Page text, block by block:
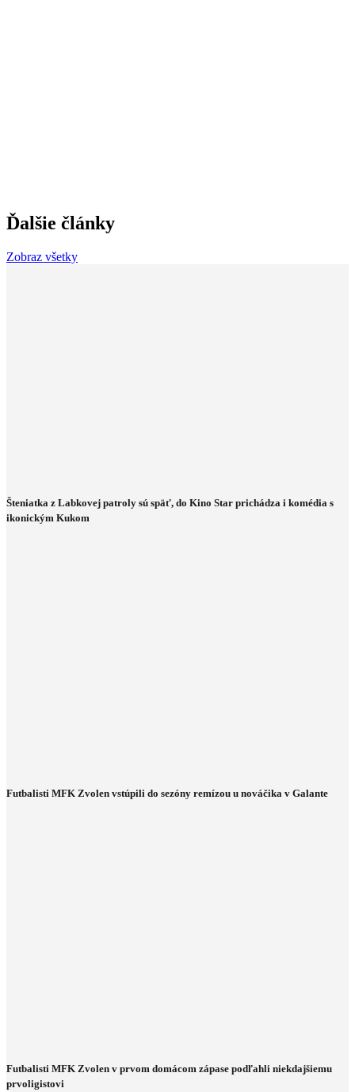
Ďalšie články
Zobraz všetky
Šteniatka z Labkovej patroly sú späť, do Kino Star prichádza i komédia s
ikonickým Kukom
Futbalisti MFK Zvolen vstúpili do sezóny remízou u nováčika v Galante
Futbalisti MFK Zvolen v prvom domácom zápase podľahli niekdajšiemu
prvoligistovi